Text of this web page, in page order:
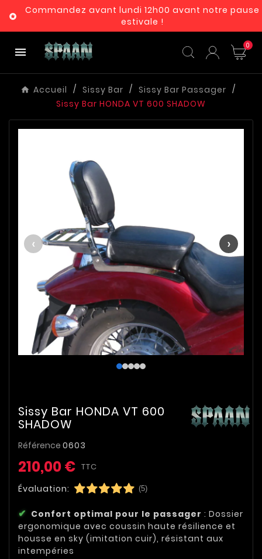

Commandez avant lundi 12h00 avant notre pause
estivale !
 0
Accueil Sissy Bar
Sissy Bar Passager
Sissy Bar HONDA VT 600 SHADOW
‹ ›
Sissy Bar HONDA VT 600
SHADOW
Référence 0603
210,00 € TTC
Évaluation: (5)
Confort optimal pour le passager : Dossier
ergonomique avec coussin haute résilience et
housse en sky (imitation cuir), résistant aux
intempéries